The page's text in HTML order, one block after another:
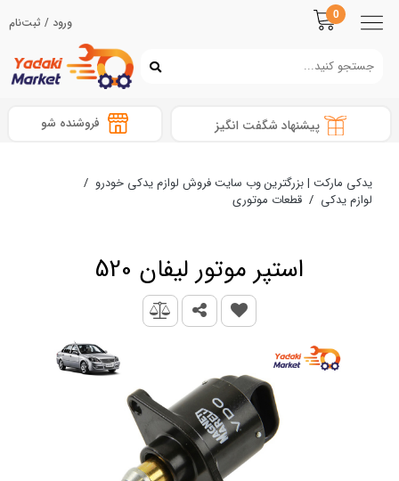
0 ورود / ثبت‌نام
پیشنهاد شگفت انگیز فروشنده شو
یدکی مارکت | بزرگترین وب سایت فروش لوازم یدکی خودرو /
لوازم یدکی / قطعات موتوری
استپر موتور لیفان 520